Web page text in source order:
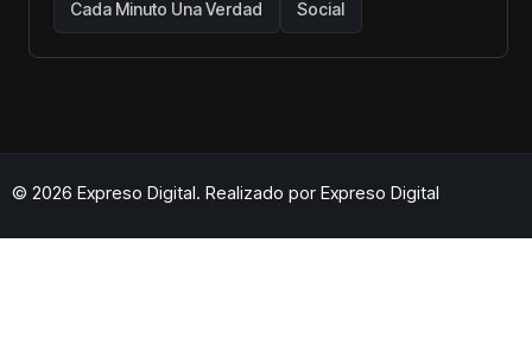
Cada Minuto Una Verdad Social
© 2026 Expreso Digital. Realizado por Expreso Digital